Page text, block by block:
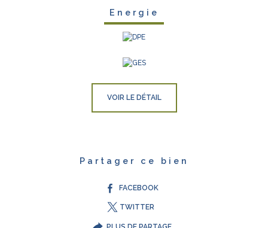
Energie
VOIR LE DÉTAIL
Partager ce bien
FACEBOOK
TWITTER